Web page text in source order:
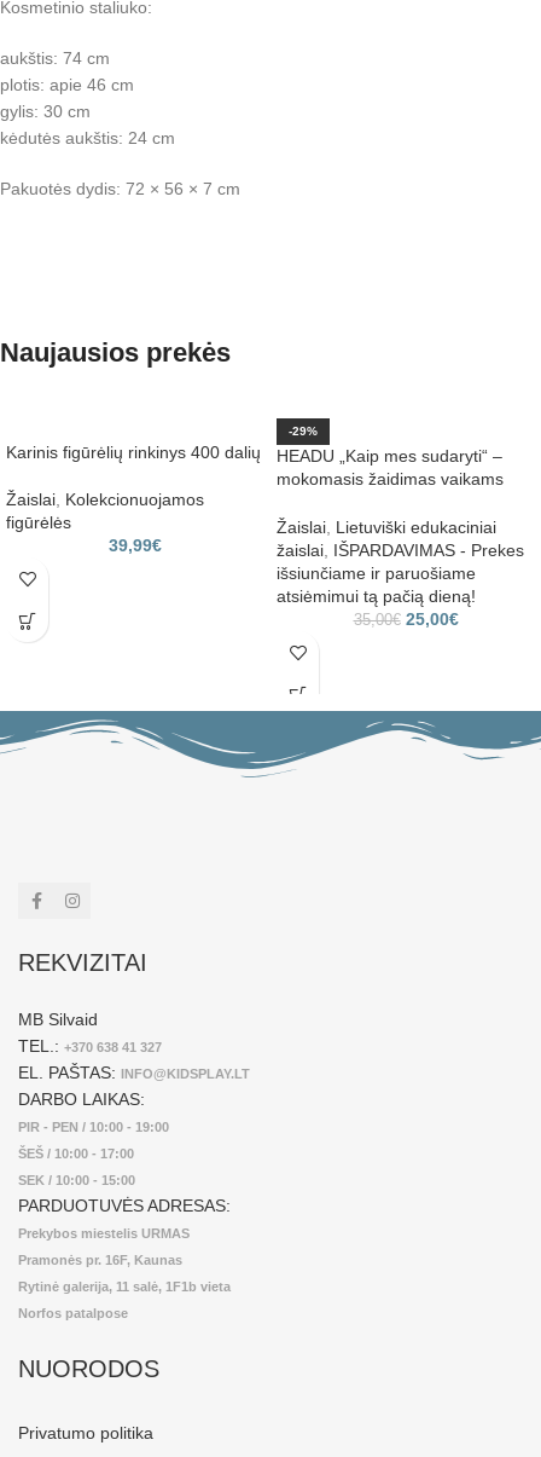
Kosmetinio staliuko:
aukštis: 74 cm
plotis: apie 46 cm
gylis: 30 cm
kėdutės aukštis: 24 cm
Pakuotės dydis: 72 × 56 × 7 cm
Naujausios prekės
Karinis figūrėlių rinkinys 400 dalių
Žaislai Kolekcionuojamos
figūrėlės
39,99€
-29%
HEADU „Kaip mes sudaryti“ –
mokomasis žaidimas vaikams
Žaislai, Lietuviški edukaciniai
žaislai, IŠPARDAVIMAS - Prekes
išsiunčiame ir paruošiame
atsiėmimui tą pačią dieną!
35,00€ 25,00€
REKVIZITAI
MB Silvaid
TEL.: +370 638 41 327
EL. PAŠTAS: INFO@KIDSPLAY.LT
DARBO LAIKAS:
PIR - PEN / 10:00 - 19:00
ŠEŠ / 10:00 - 17:00
SEK / 10:00 - 15:00
PARDUOTUVĖS ADRESAS:
Prekybos miestelis URMAS
Pramonės pr. 16F, Kaunas
Rytinė galerija, 11 salė, 1F1b vieta
Norfos patalpose
NUORODOS
Privatumo politika